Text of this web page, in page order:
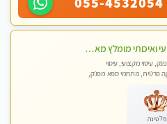
מקצועי ואיכותי מומלץ מאוד!! ממתינה לך שתגיע מעסה פרטית בוא ותבין מזה עיסוי מפנק … ❤️
עיסוי מקצועי, עיסוי
פרטית, מתחמי ספא מפנק,
פלטינה